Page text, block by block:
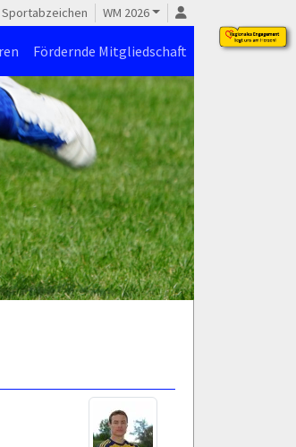
WM 2026
Fördernde Mitgliedschaft